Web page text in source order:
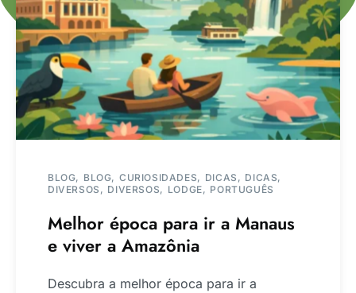
BLOG BLOG CURIOSIDADES DICAS
DICAS
DIVERSOS
DIVERSOS LODGE PORTUGUÊS
Melhor época para ir a Manaus
e viver a Amazônia
Descubra a melhor época para ir a